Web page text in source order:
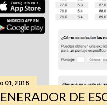
01, 2018
DE